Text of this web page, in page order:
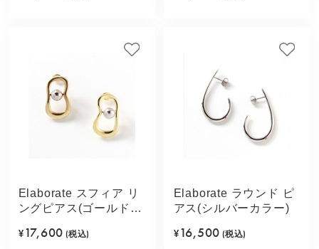
Elaborate スフィア リ
ングピアス(ゴールドカ
¥ 17,600 (税込)
Elaborate ラウンド ピ
アス(シルバーカラー)
¥ 16,500 (税込)